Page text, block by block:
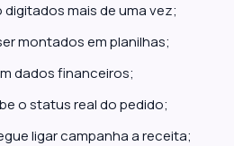
mais de uma vez;
montados em planilhas;
dados financeiros;
o status real do pedido;
ligar campanha a receita;